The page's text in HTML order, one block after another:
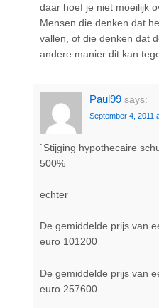
daar hoef je niet moeilijk
Mensen die denken dat
vallen, of die denken dat
andere manier dit kan
Paul99 says:
September 4, 2011
`Stijging hypothecaire
500%
echter
De gemiddelde prijs van
euro 101200
De gemiddelde prijs van
euro 257600